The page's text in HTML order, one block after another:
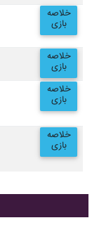
خلاصه
بازی
خلاصه
بازی
خلاصه
بازی
خلاصه
بازی